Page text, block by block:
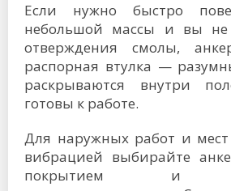
Если нужно быстро
небольшой массы и вы не
отверждения смолы,
распорная втулка —
раскрываются внутри
готовы к работе.
Для наружных работ и
вибрацией выбирайте
покрытием и